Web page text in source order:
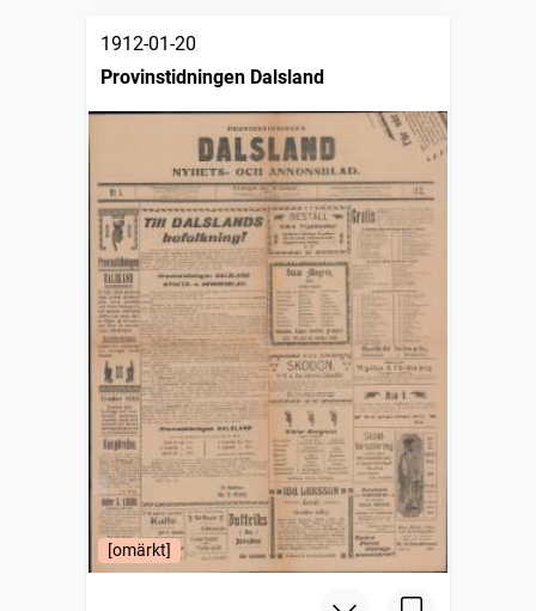
1912-01-20
Provinstidningen Dalsland
[omärkt]